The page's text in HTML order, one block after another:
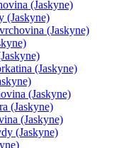
(Jaskyne)
(Jaskyne)
(Jaskyne)
(Jaskyne)
(Jaskyne)
(Jaskyne)
(Jaskyne)
(Jaskyne)